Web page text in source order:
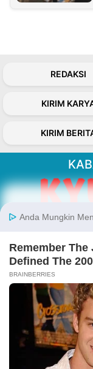
REDAKSI
KIRIM
KIRIM